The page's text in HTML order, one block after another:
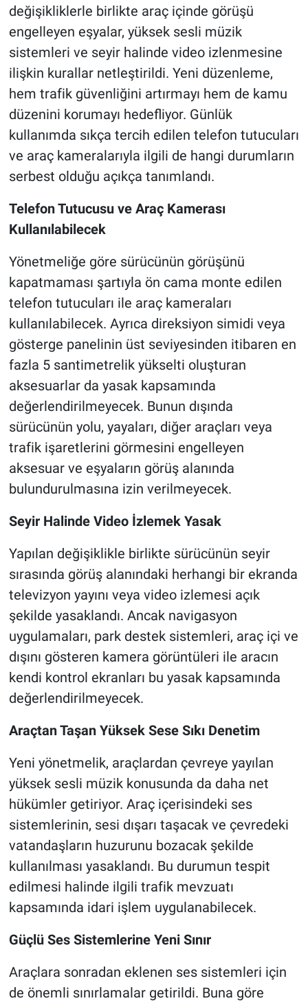
değişikliklerle birlikte araç içinde görüşü
engelleyen eşyalar, yüksek sesli müzik
sistemleri ve seyir halinde video izlenmesine
ilişkin kurallar netleştirildi. Yeni düzenleme,
hem trafik güvenliğini artırmayı hem de kamu
düzenini korumayı hedefliyor. Günlük
kullanımda sıkça tercih edilen telefon tutucuları
ve araç kameralarıyla ilgili de hangi durumların
serbest olduğu açıkça tanımlandı.
Telefon Tutucusu ve Araç Kamerası
Kullanılabilecek
Yönetmeliğe göre sürücünün görüşünü
kapatmaması şartıyla ön cama monte edilen
telefon tutucuları ile araç kameraları
kullanılabilecek. Ayrıca direksiyon simidi veya
gösterge panelinin üst seviyesinden itibaren en
fazla 5 santimetrelik yükselti oluşturan
aksesuarlar da yasak kapsamında
değerlendirilmeyecek. Bunun dışında
sürücünün yolu, yayaları, diğer araçları veya
trafik işaretlerini görmesini engelleyen
aksesuar ve eşyaların görüş alanında
bulundurulmasına izin verilmeyecek.
Seyir Halinde Video İzlemek Yasak
Yapılan değişiklikle birlikte sürücünün seyir
sırasında görüş alanındaki herhangi bir ekranda
televizyon yayını veya video izlemesi açık
şekilde yasaklandı. Ancak navigasyon
uygulamaları, park destek sistemleri, araç içi ve
dışını gösteren kamera görüntüleri ile aracın
kendi kontrol ekranları bu yasak kapsamında
değerlendirilmeyecek.
Araçtan Taşan Yüksek Sese Sıkı Denetim
Yeni yönetmelik, araçlardan çevreye yayılan
yüksek sesli müzik konusunda da daha net
hükümler getiriyor. Araç içerisindeki ses
sistemlerinin, sesi dışarı taşacak ve çevredeki
vatandaşların huzurunu bozacak şekilde
kullanılması yasaklandı. Bu durumun tespit
edilmesi halinde ilgili trafik mevzuatı
kapsamında idari işlem uygulanabilecek.
Güçlü Ses Sistemlerine Yeni Sınır
Araçlara sonradan eklenen ses sistemleri için
de önemli sınırlamalar getirildi. Buna göre